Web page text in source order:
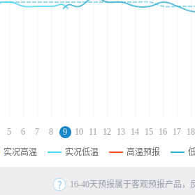
5 6 7 8 9 10 11 12 13 14 15 16 17 18
实况高温 实况低温 高温预报
16-40天预报属于客观预报产品